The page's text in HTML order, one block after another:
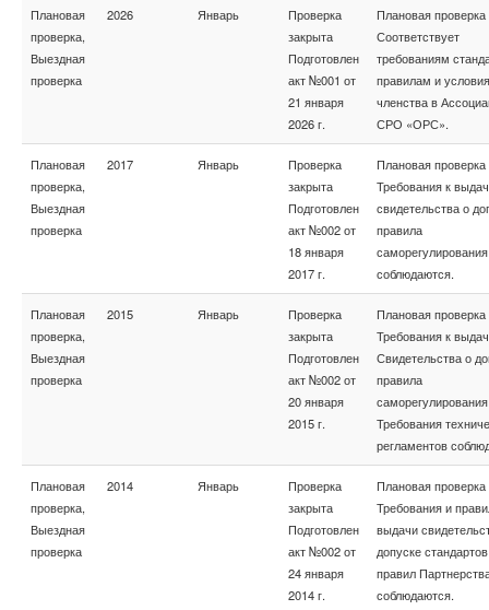
Плановая
проверка,
Выездная
проверка
2026 Январь
Проверка
закрыта
Подготовлен
акт №001 от
21 января
2026 г.
Плановая проверка
Соответствует
требованиям
правилам и
членства в
СРО «ОРС».
Плановая
проверка,
Выездная
проверка
2017 Январь
Проверка
закрыта
Подготовлен
акт №002 от
18 января
2017 г.
Плановая проверка
Требования к
свидетельства о
правила
саморегулирования
соблюдаются.
Плановая
проверка,
Выездная
проверка
2015 Январь
Проверка
закрыта
Подготовлен
акт №002 от
20 января
2015 г.
Плановая проверка
Требования к
Свидетельства о
правила
Требования
регламентов
Плановая
проверка,
Выездная
проверка
2014 Январь
Проверка
закрыта
Подготовлен
акт №002 от
24 января
2014 г.
Плановая проверка
Требования и
выдачи
допуске
правил
соблюдаются.